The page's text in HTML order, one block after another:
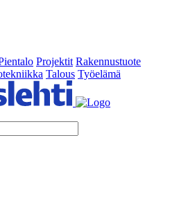
Projektit Rakennustuote
Talous Työelämä